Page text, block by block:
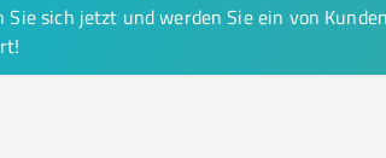
Sie sich jetzt und werden Sie ein von